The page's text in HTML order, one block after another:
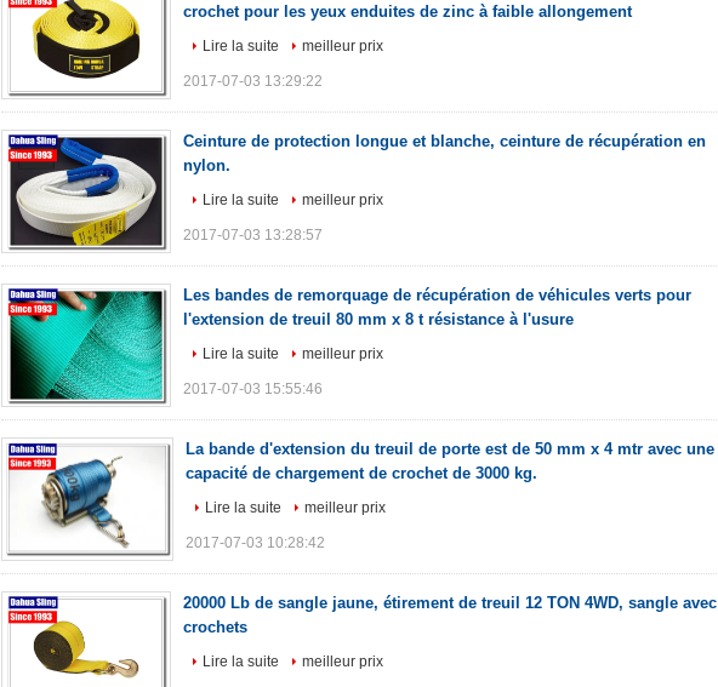
crochet pour les yeux enduites de zinc à faible allongement
Lire la suite meilleur prix
2017-07-03 13:29:22
Ceinture de protection longue et blanche, ceinture de récupération en
nylon.
Lire la suite meilleur prix
2017-07-03 13:28:57
Les bandes de remorquage de récupération de véhicules verts pour
l'extension de treuil 80 mm x 8 t résistance à l'usure
Lire la suite meilleur prix
2017-07-03 15:55:46
La bande d'extension du treuil de porte est de 50 mm x 4 mtr avec une
capacité de chargement de crochet de 3000 kg.
Lire la suite meilleur prix
2017-07-03 10:28:42
20000 Lb de sangle jaune, étirement de treuil 12 TON 4WD, sangle avec
crochets
Lire la suite meilleur prix